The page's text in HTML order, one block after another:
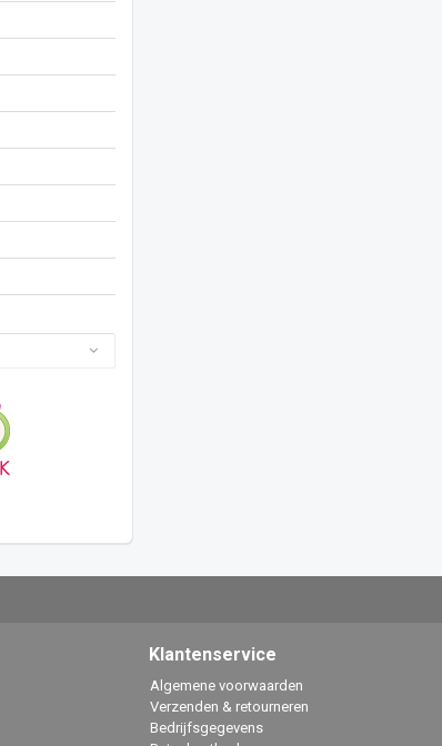
Klantenservice
Algemene voorwaarden
Verzenden & retourneren
Bedrijfsgegevens